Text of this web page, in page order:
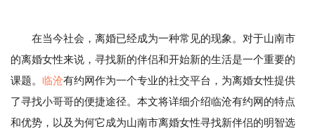
在当今社会，离婚已经成为一种常见的现象。对于山南市
的离婚女性来说，寻找新的伴侣和开始新的生活是一个重要的
课题。 临沧有约网作为一个专业的社交平台，为离婚女性提供
了寻找小哥哥的便捷途径。本文将详细介绍临沧有约网的特点
和优势，以及为何它成为山南市离婚女性寻找新伴侣的明智选